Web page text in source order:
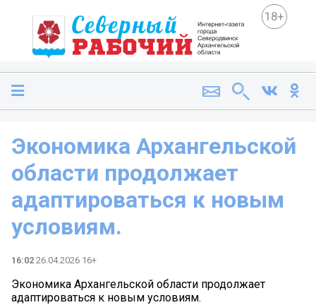
18+
Экономика Архангельской
области продолжает
адаптироваться к новым
условиям.
16:02 26.04.2026 16+
Экономика Архангельской области продолжает
адаптироваться к новым условиям.